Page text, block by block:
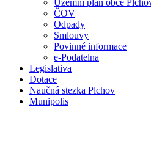
Územní plán obce
ČOV
Odpady
Smlouvy
Povinné informace
e-Podatelna
Legislativa
Dotace
Naučná stezka Plchov
Munipolis